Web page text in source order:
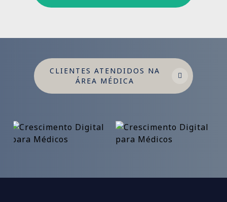
CLIENTES ATENDIDOS NA
ÁREA MÉDICA